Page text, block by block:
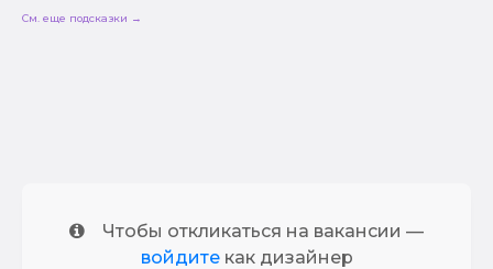
См. еще подсказки →
Чтобы откликаться на вакансии —
войдитекак дизайнер